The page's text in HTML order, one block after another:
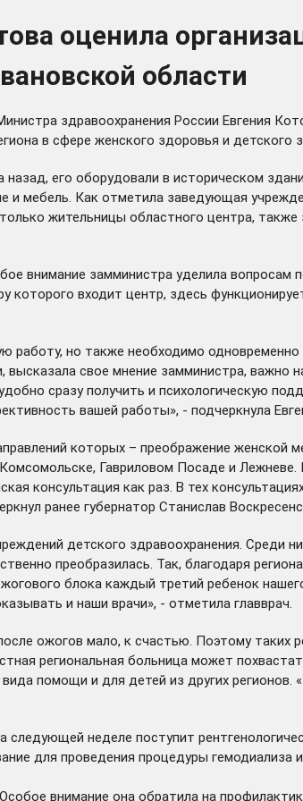
оценила
области
здравоохранения России Евгения
в сфере женского здоровья и детского
его оборудовали в историческом
и мебель. Как отметила заведующая
жительницы областного центра,
замминистра уделила вопросам
входит центр, здесь
работу, но также необходимо
свое мнение замминистра, важно
сразу получить и психологическую
вашей работы», - подчеркнула
которых – преображение женской
Гавриловом Посаде и Лежневе.
консультация как раз. В тех
ранее губернатор Станислав
детского здравоохранения. Среди
преобразилась. Так, благодаря
блока каждый третий ребенок
и наши врачи», - отметила главврач.
ожогов мало, к счастью. Поэтому таких
региональная больница может
помощи и для детей из других регионов.
неделе поступит
для проведения процедуры гемодиализа
внимание она обратила на